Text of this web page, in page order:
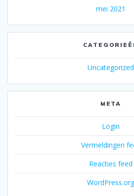
mei 2021
Uncategorized
META
Login
Vermeldingen
Reacties feed
WordPress.org